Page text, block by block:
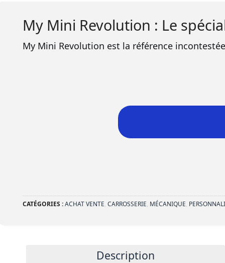
My Mini Revolution : Le
My Mini Revolution est la référence
CATÉGORIES :ACHAT VENTE, CARROSSERIE, MÉCANIQUE,
Description